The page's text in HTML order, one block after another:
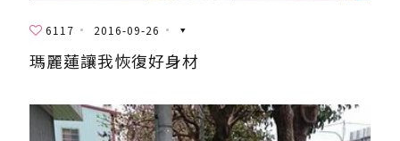
6117 2016-09-26
瑪麗蓮讓我恢復好身材